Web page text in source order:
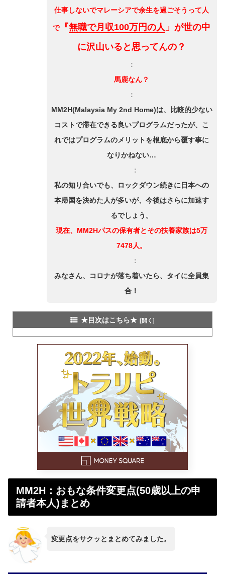
仕事しないでマレーシアで余生を過ごそうって人
で『無職で月収100万円の人 」が世の中
に沢山いると思ってんの？
：
馬鹿なん？
：
MM2H(Malaysia My 2nd Home)は、比較的少ない
コストで滞在できる良いプログラムだったが、こ
れではプログラムのメリットを根底から覆す事に
なりかねない…
：
私の知り合いでも、ロックダウン続きに日本への
本帰国を決めた人が多いが、今後はさらに加速す
るでしょう。
現在、MM2Hパスの保有者とその扶養家族は5万
7478人。
：
みなさん、コロナが落ち着いたら、タイに全員集
合！
★目次はこちら★
MM2H：おもな条件変更点(50歳以上の申
請者本人)まとめ
変更点をサクッとまとめてみました。